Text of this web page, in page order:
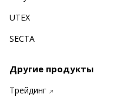
UTEX
SECTA
Другие продукты
Трейдинг